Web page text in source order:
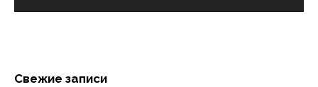
Свежие записи